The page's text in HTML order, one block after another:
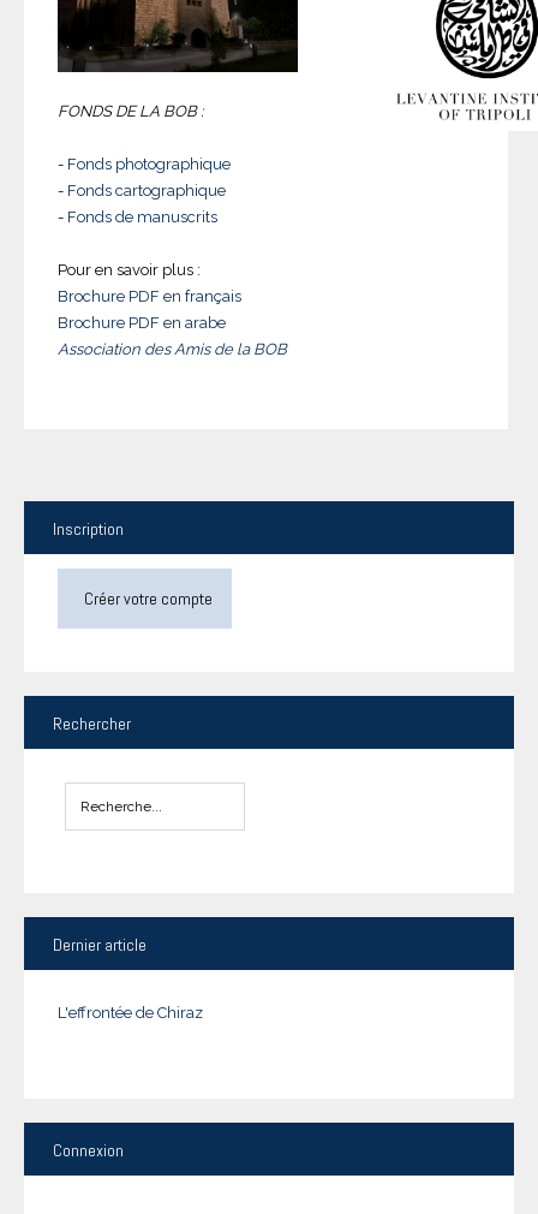
FONDS DE LA BOB :
- Fonds photographique
- Fonds cartographique
- Fonds de manuscrits
Pour en savoir plus :
Brochure PDF en français
Brochure PDF en arabe
Association des Amis de la BOB
Inscription
Créer votre compte
Rechercher
Dernier article
L'effrontée de Chiraz
Connexion